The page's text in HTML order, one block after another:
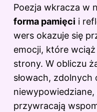
Poezja wkracza w
forma pamięci i
wers okazuje się
emocji, które
strony. W obliczu
słowach, zdolnych
przywracają